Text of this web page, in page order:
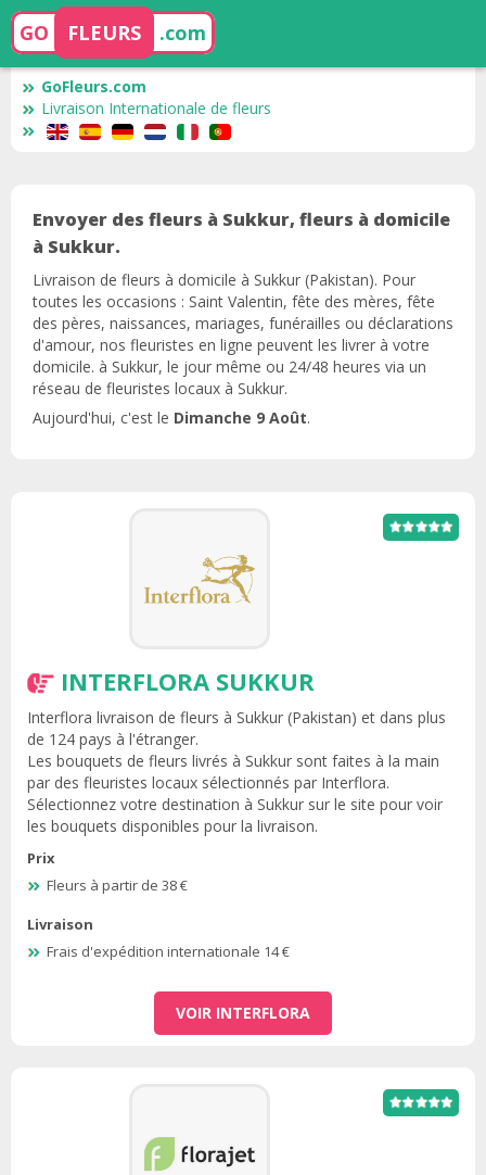
GO FLEURS .com
GoFleurs.com
Livraison Internationale de fleurs
Envoyer des fleurs à Sukkur, fleurs à domicile
à Sukkur.
Livraison de fleurs à domicile à Sukkur (Pakistan). Pour
toutes les occasions : Saint Valentin, fête des mères, fête
des pères, naissances, mariages, funérailles ou déclarations
d'amour, nos fleuristes en ligne peuvent les livrer à votre
domicile. à Sukkur, le jour même ou 24/48 heures via un
réseau de fleuristes locaux à Sukkur.
Aujourd'hui, c'est le Dimanche 9 Août.
INTERFLORA SUKKUR
Interflora livraison de fleurs à Sukkur (Pakistan) et dans plus
de 124 pays à l'étranger.
Les bouquets de fleurs livrés à Sukkur sont faites à la main
par des fleuristes locaux sélectionnés par Interflora.
Sélectionnez votre destination à Sukkur sur le site pour voir
les bouquets disponibles pour la livraison.
Prix
Fleurs à partir de 38 €
Livraison
Frais d'expédition internationale 14 €
VOIR INTERFLORA